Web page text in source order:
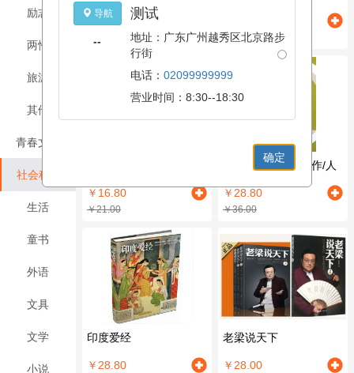
励志
两性
旅游
其他
青春文学
社会科学
生活
童书
外语
文具
文学
小说
￥28.00
￥36.00
￥16.80
￥21.00
一本书学会新闻写作/人
￥28.80
￥36.00
印度爱经
￥28.80
老梁说天下
￥28.00
导航
--
测试
地址：广东广州越秀区北京路步
行街
电话： 02099999999
营业时间：8:30--18:30
确定